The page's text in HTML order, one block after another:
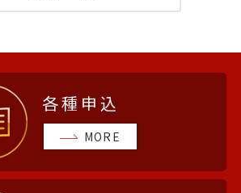
各種申込
MORE